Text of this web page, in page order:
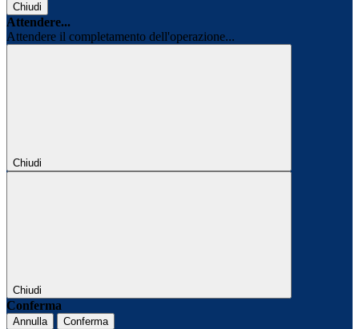
Chiudi
Attendere...
Attendere il completamento dell'operazione...
Chiudi
Chiudi
Conferma
Annulla Conferma